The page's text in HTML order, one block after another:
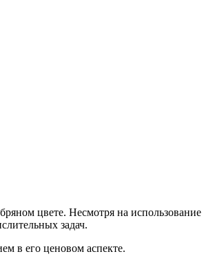
цвете. Несмотря на использование
задач.
в его ценовом аспекте.